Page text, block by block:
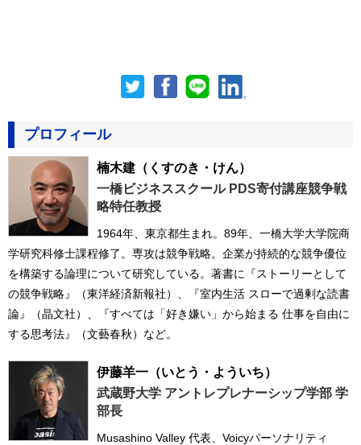
プロフィール
楠木建 （くすのき・けん）
一橋ビジネススクール PDS寄付講座競争戦
略特任教授
1964年、東京都生まれ。89年、一橋大学大学院商
学研究科修士課程修了。専攻は競争戦略。企業が持続的な競争優位
を構築する論理について研究している。著書に『ストーリーとして
の競争戦略』（東洋経済新報社）、『室内生活 スローで過剰な読書
論』（晶文社）、『すべては「好き嫌い」から始まる 仕事を自由に
する思考法』（文藝春秋）など。
伊藤羊一 （いとう・よういち）
武蔵野大学 アントレプレナーシップ学部 学
部長
Musashino Valley 代表、Voicyパーソナリティ